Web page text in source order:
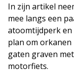
In zijn artikel
mee langs een
atoomtijdperk en
plan om
gaten graven
motorfiets.